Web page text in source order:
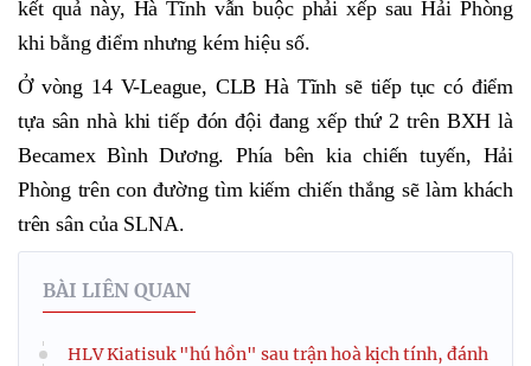
kết quả này, Hà Tĩnh vẫn buộc phải xếp sau Hải Phòng
khi bằng điểm nhưng kém hiệu số.
Ở vòng 14 V-League, CLB Hà Tĩnh sẽ tiếp tục có điểm
tựa sân nhà khi tiếp đón đội đang xếp thứ 2 trên BXH là
Becamex Bình Dương. Phía bên kia chiến tuyến, Hải
Phòng trên con đường tìm kiếm chiến thắng sẽ làm khách
trên sân của SLNA.
BÀI LIÊN QUAN
HLV Kiatisuk "hú hồn" sau trận hoà kịch tính, đánh